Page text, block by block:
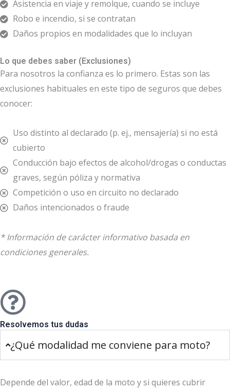
Asistencia en viaje y remolque, cuando se incluye
Robo e incendio, si se contratan
Daños propios en modalidades que lo incluyan
Lo que debes saber (Exclusiones)
Para nosotros la confianza es lo primero. Estas son las
exclusiones habituales en este tipo de seguros que debes
conocer:
Uso distinto al declarado (p. ej., mensajería) si no está
cubierto
Conducción bajo efectos de alcohol/drogas o conductas
graves, según póliza y normativa
Competición o uso en circuito no declarado
Daños intencionados o fraude
* Información de carácter informativo basada en
condiciones generales.
Resolvemos tus dudas
¿Qué modalidad me conviene para moto?
Depende del valor, edad de la moto y si quieres cubrir